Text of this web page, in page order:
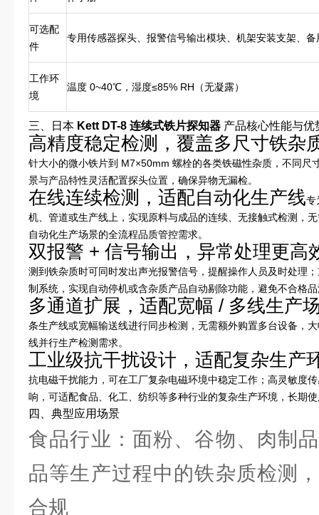
可选配
件
专用传感器探头、报警信号输出模块、机架安装支架、备
工作环
境
温度 0~40℃，湿度≤85% RH（无凝露）
三、日本 Kett DT-8 连续式铁片探知器 产品核心性能与优
高精度稳定检测，覆盖多尺寸铁杂
针大小的微小铁片到 M7×50mm 螺栓的各类铁磁性杂质，不同尺
景与产品特性灵活配置探头位置，确保异物无漏检。
在线连续检测，适配自动化生产线专
机、管道或生产线上，实现原料与成品的连续、无接触式检测，
自动化生产场景的全流程品质管控需求。
双报警 + 信号输出，异常处理更高
测到铁杂质时可同时发出声光报警信号，提醒操作人员及时处理
制系统，实现自动停机或含杂质产品自动剔除功能，避免不合格
多通道扩展，适配宽幅 / 多线生产
条生产线或宽幅输送线进行同步检测，无需额外购置多台设备，
线并行生产检测需求。
工业级抗干扰设计，适配复杂生产
抗电磁干扰能力，可在工厂复杂电磁环境中稳定工作；高灵敏度
响，可适配食品、化工、纺织等多种行业的复杂生产环境，长期
四、典型应用场景
食品行业：面粉、谷物、肉制
品等生产过程中的铁杂质检测
合规